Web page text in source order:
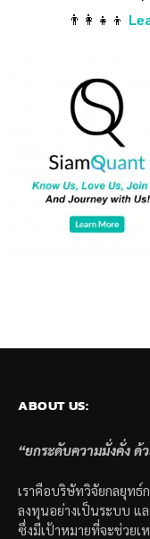
👨‍👩‍👧‍👦
ABOUT US:
“ยกระดับความมั่งคั่ง ด้
เราคือบริษัทวิจัยกลยุทธ์
ลงทุนอย่างเป็นระบบ แ
ซึ่งมีเป้าหมายที่จะช่วยเ